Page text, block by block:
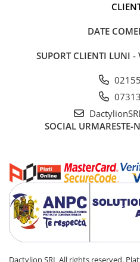
DATE
SUPORT CLIENTI LUNI -
SOCIAL URMARESTE-
Dactylion SRL All rights reserved.